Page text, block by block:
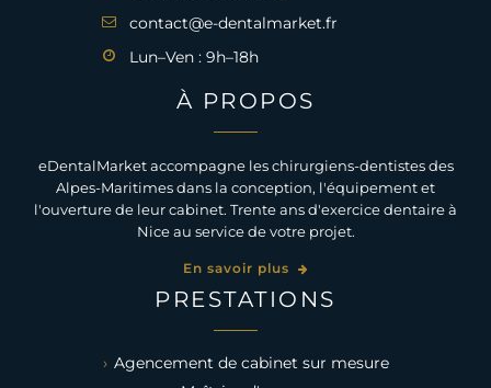
contact@e-dentalmarket.fr
Lun–Ven : 9h–18h
À PROPOS
eDentalMarket accompagne les chirurgiens-dentistes des
Alpes-Maritimes dans la conception, l'équipement et
l'ouverture de leur cabinet. Trente ans d'exercice dentaire à
Nice au service de votre projet.
En savoir plus
PRESTATIONS
Agencement de cabinet sur mesure